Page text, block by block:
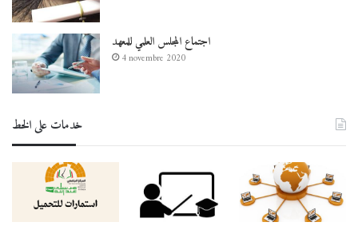
اجتماع المجلس العلمي للمعهد
4 novembre 2020
خدمات على الخط